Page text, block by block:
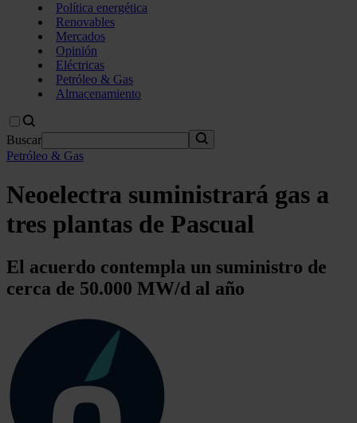
Política energética
Renovables
Mercados
Opinión
Eléctricas
Petróleo & Gas
Almacenamiento
Buscar
Petróleo & Gas
Neoelectra suministrará gas a
tres plantas de Pascual
El acuerdo contempla un suministro de
cerca de 50.000 MW/d al año